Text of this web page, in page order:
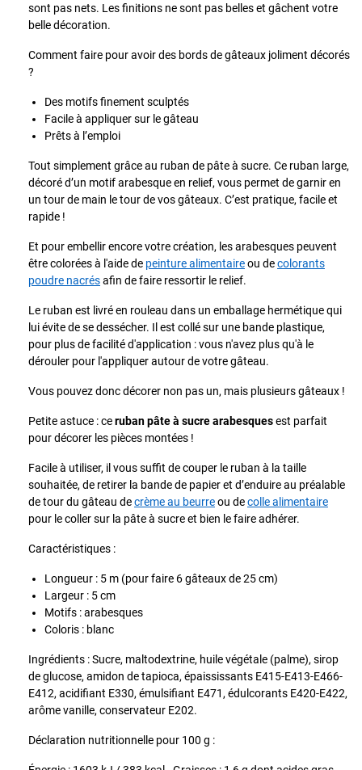
sont pas nets. Les finitions ne sont pas belles et gâchent votre
belle décoration.
Comment faire pour avoir des bords de gâteaux joliment décorés
?
Des motifs finement sculptés
Facile à appliquer sur le gâteau
Prêts à l’emploi
Tout simplement grâce au ruban de pâte à sucre. Ce ruban large,
décoré d’un motif arabesque en relief, vous permet de garnir en
un tour de main le tour de vos gâteaux. C’est pratique, facile et
rapide !
Et pour embellir encore votre création, les arabesques peuvent
être colorées à l'aide de peinture alimentaireou decolorants
poudre nacrésafin de faire ressortir le relief.
Le ruban est livré en rouleau dans un emballage hermétique qui
lui évite de se dessécher. Il est collé sur une bande plastique,
pour plus de facilité d'application : vous n'avez plus qu'à le
dérouler pour l'appliquer autour de votre gâteau.
Vous pouvez donc décorer non pas un, mais plusieurs gâteaux !
Petite astuce : ceruban pâte à sucre arabesquesest parfait
pour décorer les pièces montées !
Facile à utiliser, il vous suffit de couper le ruban à la taille
souhaitée, de retirer la bande de papier et d’enduire au préalable
de tour du gâteau decrème au beurreou decolle alimentaire
pour le coller sur la pâte à sucre et bien le faire adhérer.
Caractéristiques :
Longueur : 5 m (pour faire 6 gâteaux de 25 cm)
Largeur : 5 cm
Motifs : arabesques
Coloris : blanc
Ingrédients : Sucre, maltodextrine, huile végétale (palme), sirop
de glucose, amidon de tapioca, épaississants E415-E413-E466-
E412, acidifiant E330, émulsifiant E471, édulcorants E420-E422,
arôme vanille, conservateur E202.
Déclaration nutritionnelle pour 100 g :